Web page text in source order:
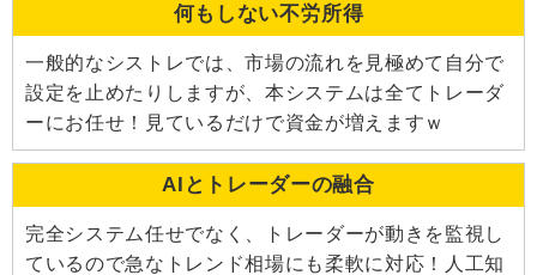
何もしない不労所得
一般的なシストレでは、市場の流れを見極めて自分で
設定を止めたりしますが、本システムは全てトレーダ
ーにお任せ！見ているだけで資金が増えますｗ
AIとトレーダーの融合
完全システム任せでなく、トレーダーが動きを監視し
ているので急なトレンド相場にも柔軟に対応！人工知